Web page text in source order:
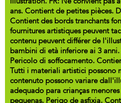
ans. Contient de petites pièces.
Contient des bords tranchants
fournitures artistiques peuvent
contenu peuvent différer de
bambini di età inferiore ai 3
Pericolo di soffocamento.
Tutti i materiali artistici possono
contenuto possono variare
adequado para crianças
pequenas. Perigo de asfixia.